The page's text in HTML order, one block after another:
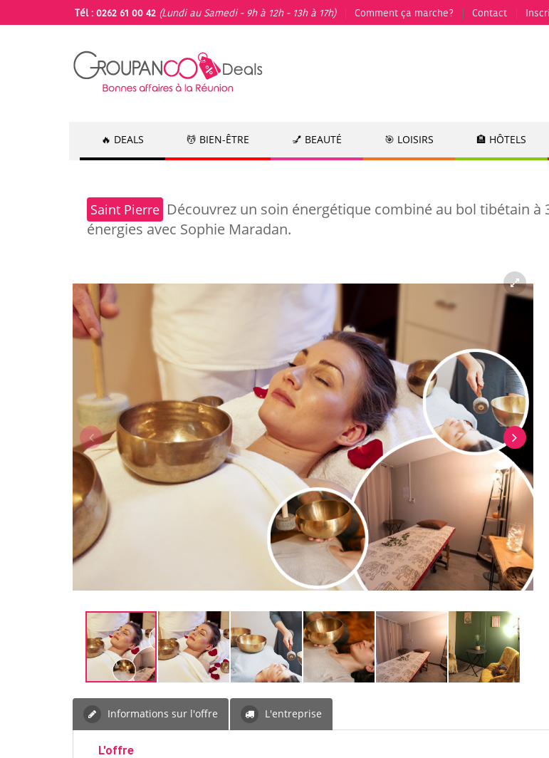
Tél : 0262 61 00 42 (Lundi au Samedi - 9h à 12h - 13h à 17h) Comment ça marche? Contact
🔥 DEALS 💆 BIEN-ÊTRE 💅 BEAUTÉ 🎯 LOISIRS 🏨 HÔTELS
Saint Pierre Découvrez un soin énergétique combiné au bol tibétain
énergies avec Sophie Maradan.
Informations sur l'offre L'entreprise
L'offre